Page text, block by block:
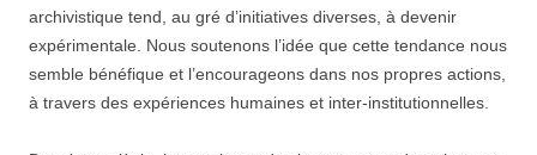
archivistique tend, au gré d’initiatives diverses, à devenir
expérimentale. Nous soutenons l’idée que cette tendance nous
semble bénéfique et l’encourageons dans nos propres actions,
à travers des expériences humaines et inter-institutionnelles.